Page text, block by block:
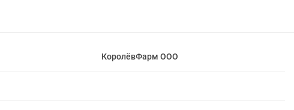
КоролёвФарм ООО